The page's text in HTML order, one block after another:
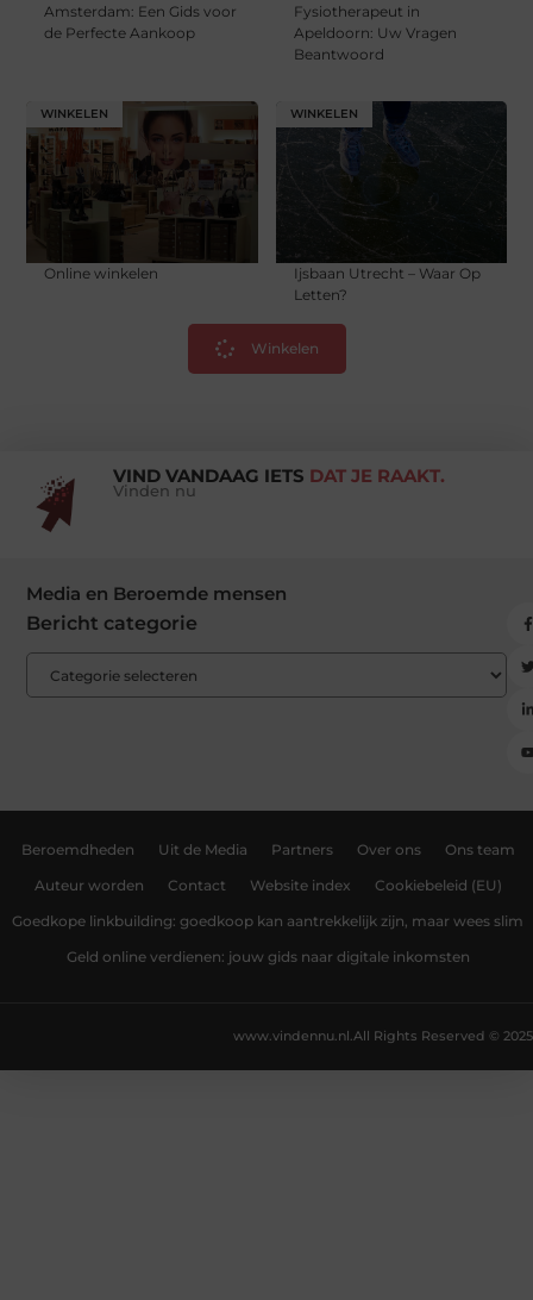
Amsterdam: Een Gids voor
de Perfecte Aankoop
Fysiotherapeut in
Apeldoorn: Uw Vragen
Beantwoord
WINKELEN
Online winkelen
WINKELEN
Ijsbaan Utrecht – Waar Op
Letten?
Winkelen
VIND VANDAAG IETS DAT JE RAAKT.
Vinden nu
Media en Beroemde mensen
Bericht categorie
Beroemdheden Uit de Media Partners Over ons Ons team
Auteur worden Contact Website index Cookiebeleid (EU)
Goedkope linkbuilding: goedkoop kan aantrekkelijk zijn, maar wees slim
Geld online verdienen: jouw gids naar digitale inkomsten
All Rights Reserved © 2025
www.vindennu.nl.